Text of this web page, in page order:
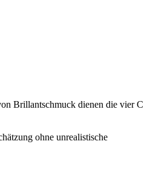
Brillantschmuck dienen die vier C
ohne unrealistische